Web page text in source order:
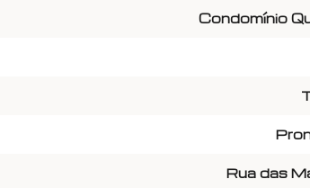
Condomínio
Rua das